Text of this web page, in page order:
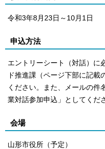
令和3年8月23日～10月1日
申込方法
エントリーシート（対話）に
ド推進課（ページ下部に記
ください。また、メールの件
業対話参加申込」としてくだ
会場
山形市役所（予定）